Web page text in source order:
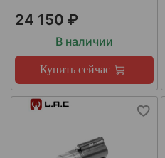
24 150 ₽
В наличии
Купить сейчас